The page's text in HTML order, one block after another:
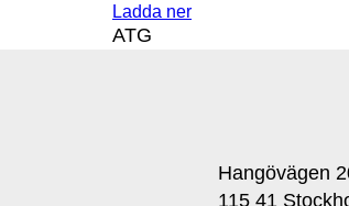
Ladda ner
ATG
Hangövägen
115 41